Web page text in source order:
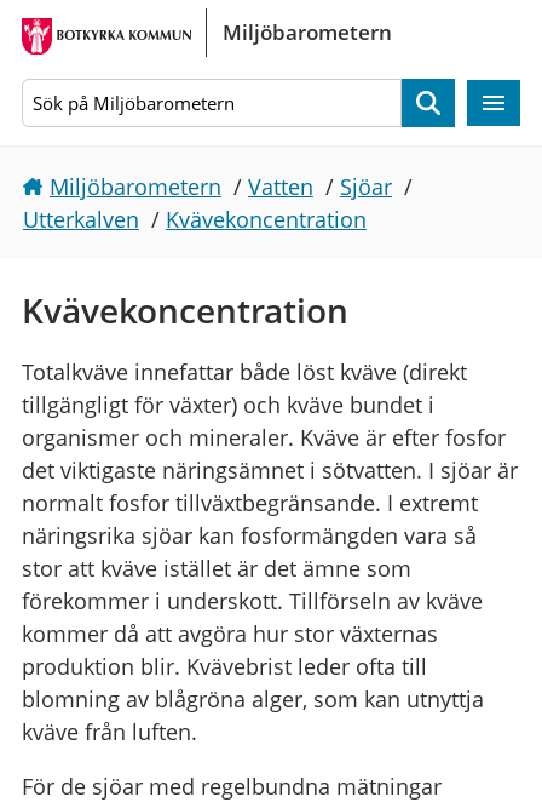
Gå direkt till sidans innehåll
Miljöbarometern
Sök
Miljöbarometern / Vatten / Sjöar /
Utterkalven / Kvävekoncentration
Kvävekoncentration
Totalkväve innefattar både löst kväve (direkt
tillgängligt för växter) och kväve bundet i
organismer och mineraler. Kväve är efter fosfor
det viktigaste näringsämnet i sötvatten. I sjöar är
normalt fosfor tillväxtbegränsande. I extremt
näringsrika sjöar kan fosformängden vara så
stor att kväve istället är det ämne som
förekommer i underskott. Tillförseln av kväve
kommer då att avgöra hur stor växternas
produktion blir. Kvävebrist leder ofta till
blomning av blågröna alger, som kan utnyttja
kväve från luften.
För de sjöar med regelbundna mätningar